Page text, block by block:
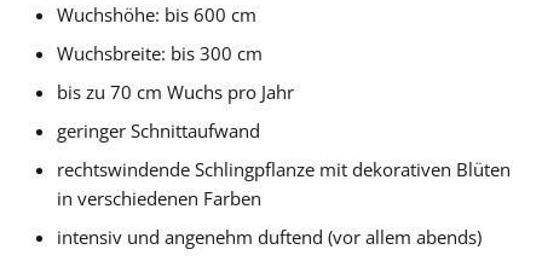
Wuchshöhe: bis 600 cm
Wuchsbreite: bis 300 cm
bis zu 70 cm Wuchs pro Jahr
geringer Schnittaufwand
rechtswindende Schlingpflanze mit dekorativen Blüten
in verschiedenen Farben
intensiv und angenehm duftend (vor allem abends)